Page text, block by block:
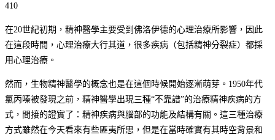
410
在20世紀初期，精神醫學主要受到佛洛伊德的心理治療所影響，因此
在這段時間，心理治療大行其道，很多疾病（包括精神分裂症）都採
用心理治療。
然而，生物精神醫學的概念也是在這個時候開始逐漸萌芽。1950年代
氯丙嗪被發現之前，精神醫學出現三種“不靠譜”的治療精神疾病的方
式，間接的證實了：精神疾病與腦部的功能及結構有關。這三種治療
方式雖然在今天看來有些匪夷所思，但是在當時確實有其時空背景和